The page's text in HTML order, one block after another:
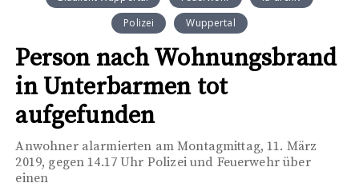
Polizei
Wuppertal
Person nach Wohnungsbrand
in Unterbarmen tot
aufgefunden
Anwohner alarmierten am Montagmittag, 11. März
2019, gegen 14.17 Uhr Polizei und Feuerwehr über
einen